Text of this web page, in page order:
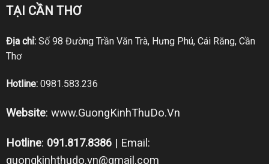
TẠI CẦN THƠ
Địa chỉ:Số 98 Đường Trần Văn Trà, Hưng Phú, Cái Răng, Cần
Thơ
Hotline: 0981.583.236
Website: www.GuongKinhThuDo.Vn
Hotline: 091.817.8386| Email:
guongkinhthudo.vn@gmail.com